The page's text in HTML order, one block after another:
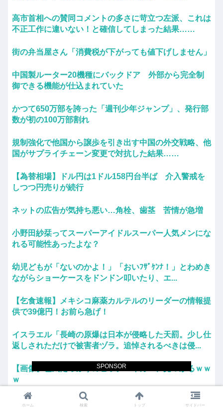
SPONSOR
高市首相への賛同コメントの多さに苛立つ左派、これは
不正工作に違いない！と確信してしまった結果……
街の弁当屋さん「消費税が下がっても値下げしません」
中国製ルーター20機種にバックドア 外部から完全制
御できる機能が仕込まれていた
かつて650万部を誇った「週刊少年ジャンプ」、発行部
数が初の100万部割れ
規制強化で他国から譲歩を引き出す中国の外交戦略、他
国がサプライチェーン変更で対抗した結果……
【為替相場】ドル円は1ドル158円台半ば 介入警戒を
しつつ円売りが続行
ネットの広告が気持ち悪い…角栓、歯茎 苦情が急増
小野田紗栞ってスーパーアイドルスーパー人気メンにな
れる可能性あったよな？
幼児どもが「ないのかよ！」「おいﾌｻﾞｹﾝﾅ！」とわめき
ながらショーケースをドンドン叩いたり、エ...
【乞食速報】メキシコ麻薬カルテルのリーダーの情報提
供で39億円！お前ら急げ！
イスラエル「長崎の原爆は日本が侵略した天罰。少し仕
返しされただけで被害者ヅラ。追悼されるべきは侵...
【画像】色気たっぷりのヒッチハイカー、見つかるｗｗ
ｗ
ウイグル人の女優が美人すぎる
ホーム 検索 トップ サイドバー